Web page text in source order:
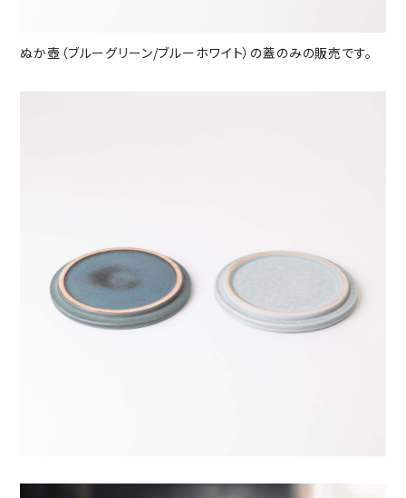
ぬか壺（ブルーグリーン/ブルーホワイト）の蓋のみの販売です。